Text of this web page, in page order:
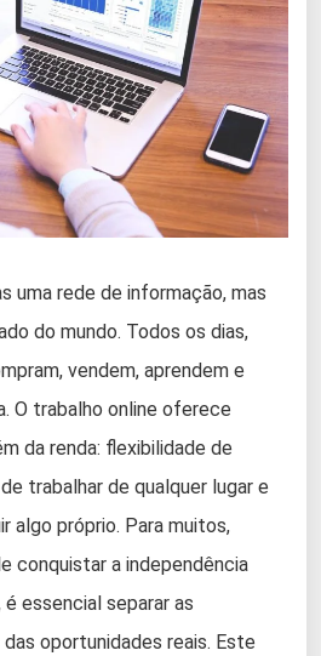
uma rede de informação, mas
do mundo. Todos os dias,
vendem, aprendem e
O trabalho online oferece
da renda: flexibilidade de
trabalhar de qualquer lugar e
algo próprio. Para muitos,
conquistar a independência
essencial separar as
oportunidades reais. Este